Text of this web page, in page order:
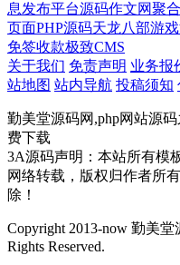
息发布平台源码作文网聚
页面PHP源码天龙八部游
免签收款极致CMS
关于我们 免责声明 业务报
站地图 站内导航 投稿须知
勤美堂源码网,php网站源
费下载
3A源码声明：本站所有模
网络转载，版权归作者所
除！
Copyright 2013-now 勤美
Rights Reserved.